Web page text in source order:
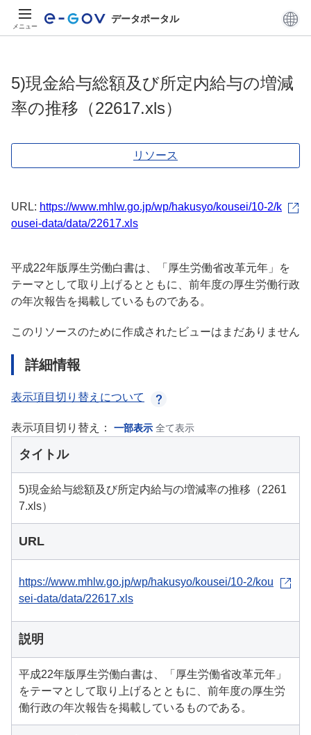
メニュー
データポータル
5)現金給与総額及び所定内給与の増減
率の推移（22617.xls）
リソース
URL: https://www.mhlw.go.jp/wp/hakusyo/kousei/10-2/k
ousei-data/data/22617.xls
平成22年版厚生労働白書は、「厚生労働省改革元年」を
テーマとして取り上げるとともに、前年度の厚生労働行政
の年次報告を掲載しているものである。
このリソースのために作成されたビューはまだありません
詳細情報
表示項目切り替えについて
表示項目切り替え： 一部表示 全て表示
タイトル
5)現金給与総額及び所定内給与の増減率の推移（2261
7.xls）
URL
https://www.mhlw.go.jp/wp/hakusyo/kousei/10-2/kou
sei-data/data/22617.xls
説明
平成22年版厚生労働白書は、「厚生労働省改革元年」
をテーマとして取り上げるとともに、前年度の厚生労
働行政の年次報告を掲載しているものである。